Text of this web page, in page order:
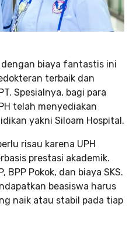
biaya fantastis ini
terbaik dan
Spesialnya, bagi para
telah menyediakan
yakni Siloam Hospital.
risau karena UPH
prestasi akademik.
BPP Pokok, dan biaya SKS.
beasiswa harus
naik atau stabil pada tiap